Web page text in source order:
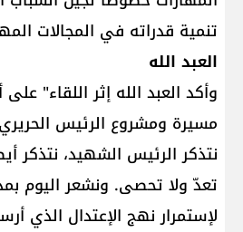
تنمية قدراته في المجالات
العبد الله
وأكد العبد الله إثر اللقاء"
مسيرة ومشروع الرئيس
نتذكر الرئيس الشهيد، نتذكر
تعدّ ولا تحصى. ونشعر اليوم
لإستمرار نهج الإعتدال الذي